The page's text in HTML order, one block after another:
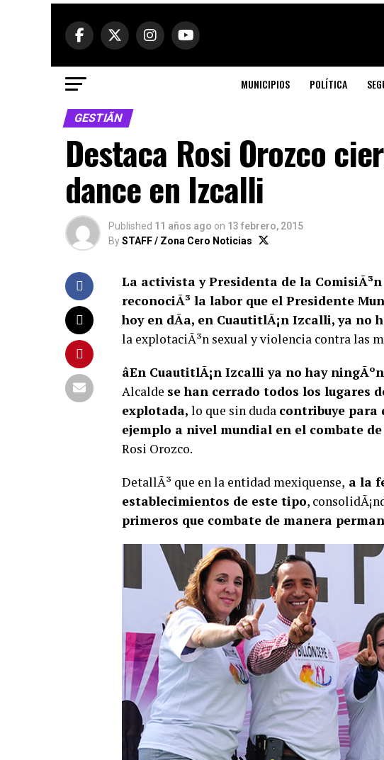
MUNICIPIOS POLÍTICA
GESTIÃN
Destaca Rosi Orozco
dance en Izcalli
Published 11 años ago on 13 febrero, 2015
BySTAFF / Zona Cero Noticias
La activista y Presidenta de la
reconociÃ³ la labor que el Presidente
hoy en dÃ­a, en CuautitlÃ¡n Izcalli, ya no
la explotaciÃ³n sexual y violencia contra las
âEn CuautitlÃ¡n Izcalli ya no hay
Alcalde se han cerrado todos los lugares
explotada, lo que sin duda contribuye para
ejemplo a nivel mundial en el combate de
Rosi Orozco.
DetallÃ³ que en la entidad mexiquense, a la
establecimientos de este tipo,
primeros que combate de manera